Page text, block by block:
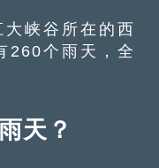
峡谷所在的西
260个雨天，全
天？